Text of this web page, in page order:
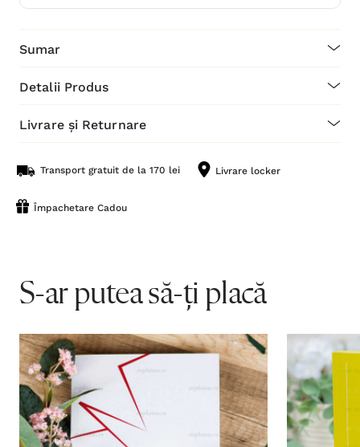
Sumar
Detalii Produs
Livrare și Returnare
Transport gratuit de la 170 lei Livrare locker
Împachetare Cadou
S-ar putea să-ți placă